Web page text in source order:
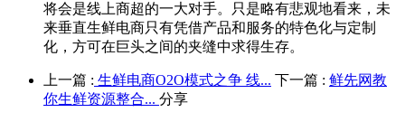
将会是线上商超的一大对手。只是略有悲观地看来，未
来垂直生鲜电商只有凭借产品和服务的特色化与定制
化，方可在巨头之间的夹缝中求得生存。
上一篇 : 生鲜电商O2O模式之争 线... 下一篇 : 鲜先网教
你生鲜资源整合... 分享